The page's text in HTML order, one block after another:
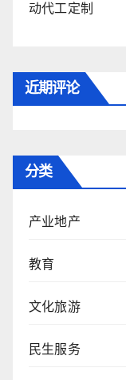
动代工定制
近期评论
分类
产业地产
教育
文化旅游
民生服务